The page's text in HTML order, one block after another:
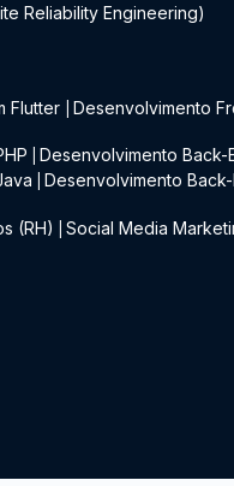
Reliability Engineering)
Flutter Desenvolvimento
Desenvolvimento Back-
Desenvolvimento
(RH) Social Media